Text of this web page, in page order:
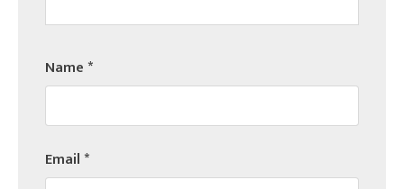
Name*
Email*